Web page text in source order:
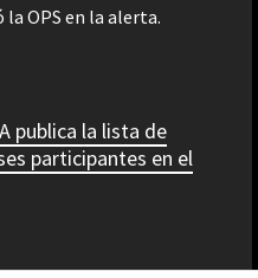
OPS en la alerta.
publica la lista de
participantes en el